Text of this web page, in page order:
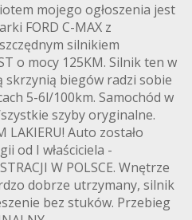
mojego ogłoszenia jest
FORD C-MAX z
silnikiem
o mocy 125KM. Silnik ten w
skrzynią biegów radzi sobie
5-6l/100km. Samochód w
szyby oryginalne.
LAKIERU! Auto zostało
od I właściciela -
W POLSCE. Wnętrze
dobrze utrzymany, silnik
bez stuków. Przebieg